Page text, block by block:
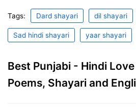
Tags: Dard shayari dil shayari
Sad hindi shayari yaar shayari
Best Punjabi - Hindi
Poems, Shayari and